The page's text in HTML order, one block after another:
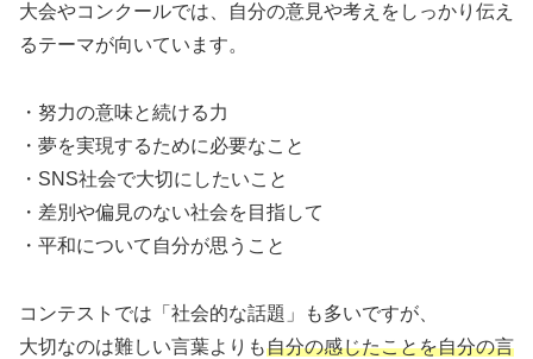
大会やコンクールでは、自分の意見や考えをしっかり伝え
るテーマが向いています。
・努力の意味と続ける力
・夢を実現するために必要なこと
・SNS社会で大切にしたいこと
・差別や偏見のない社会を目指して
・平和について自分が思うこと
コンテストでは「社会的な話題」も多いですが、
大切なのは難しい言葉よりも自分の感じたことを自分の言